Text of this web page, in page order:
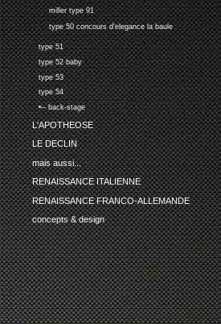
miller type 91
type 50 concours d'elegance la baule
type 51
type 52 baby
type 53
type 54
•-- back-stage
L'APOTHEOSE
LE DECLIN
mais aussi...
RENAISSANCE ITALIENNE
RENAISSANCE FRANCO-ALLEMANDE
concepts & design